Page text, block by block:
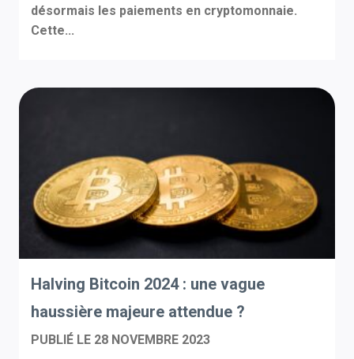
désormais les paiements en cryptomonnaie.
Cette...
Halving Bitcoin 2024 : une vague
haussière majeure attendue ?
PUBLIÉ LE 28 NOVEMBRE 2023